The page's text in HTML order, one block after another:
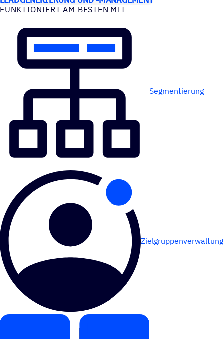
FUNK­TIO­NIERT AM BESTEN MIT
Segmentierung
Zielgruppenverwaltung